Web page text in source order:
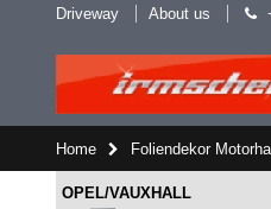
Driveway About us
Home Foliendekor
OPEL/VAUXHALL